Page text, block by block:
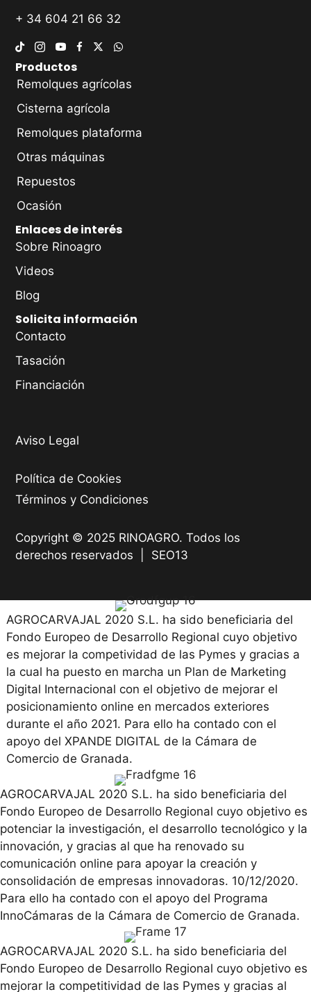
+ 34 604 21 66 32
Productos
Remolques agrícolas
Cisterna agrícola
Remolques plataforma
Otras máquinas
Repuestos
Ocasión
Enlaces de interés
Sobre Rinoagro
Videos
Blog
Solicita información
Contacto
Tasación
Financiación
Aviso Legal
Política de Cookies
Términos y Condiciones
Copyright © 2025 RINOAGRO. Todos los
derechos reservados | SEO13
AGROCARVAJAL 2020 S.L. ha sido beneficiaria del
Fondo Europeo de Desarrollo Regional cuyo objetivo
es mejorar la competividad de las Pymes y gracias a
la cual ha puesto en marcha un Plan de Marketing
Digital Internacional con el objetivo de mejorar el
posicionamiento online en mercados exteriores
durante el año 2021. Para ello ha contado con el
apoyo del XPANDE DIGITAL de la Cámara de
Comercio de Granada.
AGROCARVAJAL 2020 S.L. ha sido beneficiaria del
Fondo Europeo de Desarrollo Regional cuyo objetivo es
potenciar la investigación, el desarrollo tecnológico y la
innovación, y gracias al que ha renovado su
comunicación online para apoyar la creación y
consolidación de empresas innovadoras. 10/12/2020.
Para ello ha contado con el apoyo del Programa
InnoCámaras de la Cámara de Comercio de Granada.
AGROCARVAJAL 2020 S.L. ha sido beneficiaria del
Fondo Europeo de Desarrollo Regional cuyo objetivo es
mejorar la competitividad de las Pymes y gracias al